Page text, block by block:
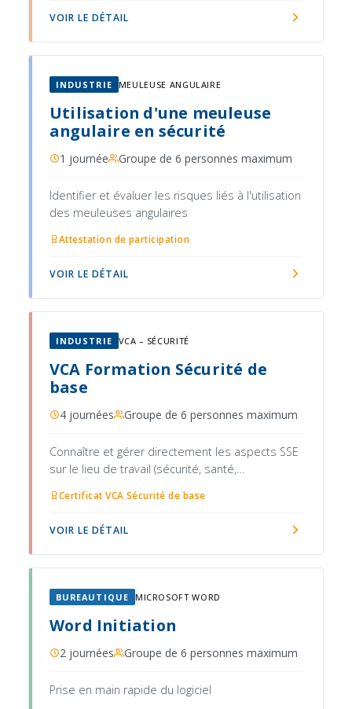
d'ancrage, ligne de vie, vérification du matériel)
VOIR LE DÉTAIL
INDUSTRIE MEULEUSE ANGULAIRE
Utilisation d'une meuleuse
angulaire en sécurité
1 journée Groupe de 6 personnes maximum
Identifier et évaluer les risques liés à l'utilisation
des meuleuses angulaires
Attestation de participation
VOIR LE DÉTAIL
INDUSTRIE VCA – SÉCURITÉ
VCA Formation Sécurité de
base
4 journées Groupe de 6 personnes maximum
Connaître et gérer directement les aspects SSE
sur le lieu de travail (sécurité, santé,
Certificat VCA Sécurité de base
VOIR LE DÉTAIL
BUREAUTIQUE MICROSOFT WORD
Word Initiation
2 journées Groupe de 6 personnes maximum
Prise en main rapide du logiciel